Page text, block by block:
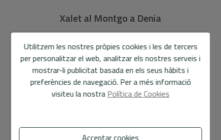
Xalet al Montgo a Denia
HH111
395.000 €
140 m2 883 m2 3 1
Casa en venda al Montgó, Dénia, ubicada en una
Utilitzem les nostres pròpies cookies i les de tercers
per personalitzar el web, analitzar els nostres serveis i
mostrar-li publicitat basada en els seus hàbits i
preferències de navegació. Per a més informació
visiteu la nostra Política de Cookies
Acceptar cookies